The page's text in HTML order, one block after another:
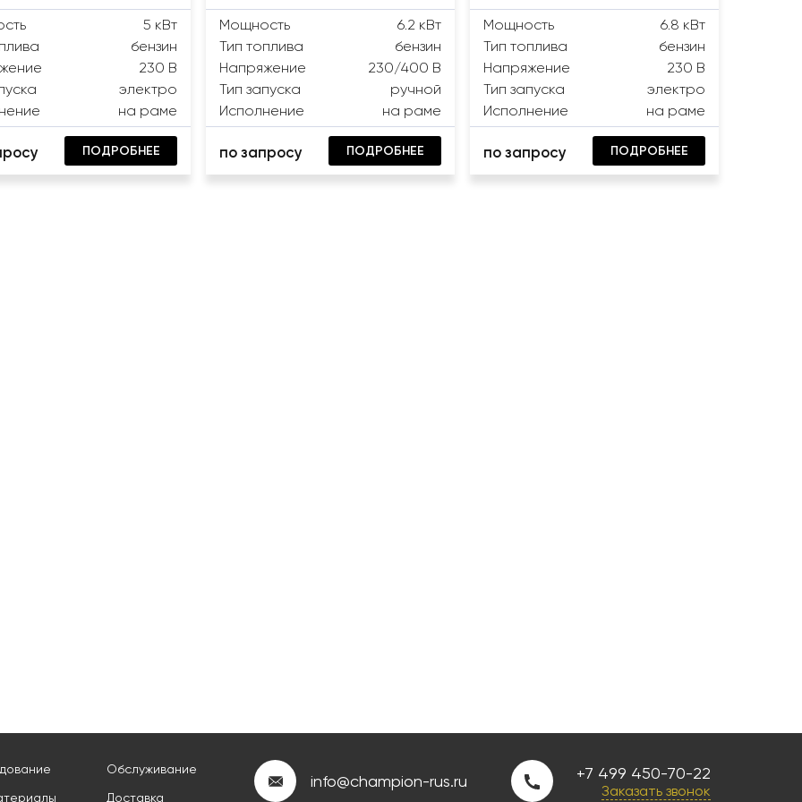
5 кВт
бензин
230 В
электро
на раме
ПОДРОБНЕЕ
Мощность
6.2 кВт
Тип топлива
бензин
Напряжение
230/400 В
Тип запуска
ручной
Исполнение
на раме
по запросу ПОДРОБНЕЕ
Мощность
6.8 кВт
Тип топлива
бензин
Напряжение
230 В
Тип запуска
электро
Исполнение
на раме
по запросу ПОДРОБНЕЕ
Обслуживание
Доставка
info@champion-rus.ru +7 499 450-70-22
Заказать звонок